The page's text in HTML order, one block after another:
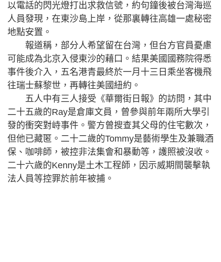
以電話的閃光燈打出求救信號，約句鐘後被台灣海巡
人員發現，在東沙島上岸，從那裏轉往高雄一處秘密
地點安置。
報道稱，部分人希望留在台灣，但台方官員憂慮
可能成為北京入侵東沙的藉口。結果美國國務院得悉
事件後介入，五名港青最終於一月十三日乘坐客機飛
往瑞士蘇黎世，再轉往美國紐約。
五人中有三人接受《華爾街日報》的訪問，其中
二十五歲的Ray是倉庫文員，曾參與前年兩所大學引
發的衝突對峙事件。警方曾搜查其父母的住宅數次，
但他已藏匿。二十二歲的Tommy是藝術學生及兼職酒
保、咖啡師，被控非法集會和暴動等，護照被沒收。
二十六歲的Kenny是土木工程師，因示威期間襲擊執
法人員等控罪於前年被捕。